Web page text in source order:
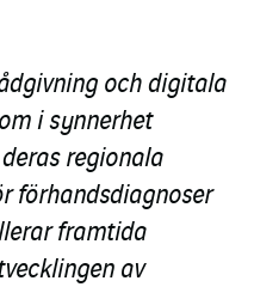
och digitala
i synnerhet
regionala
förhandsdiagnoser
framtida
av